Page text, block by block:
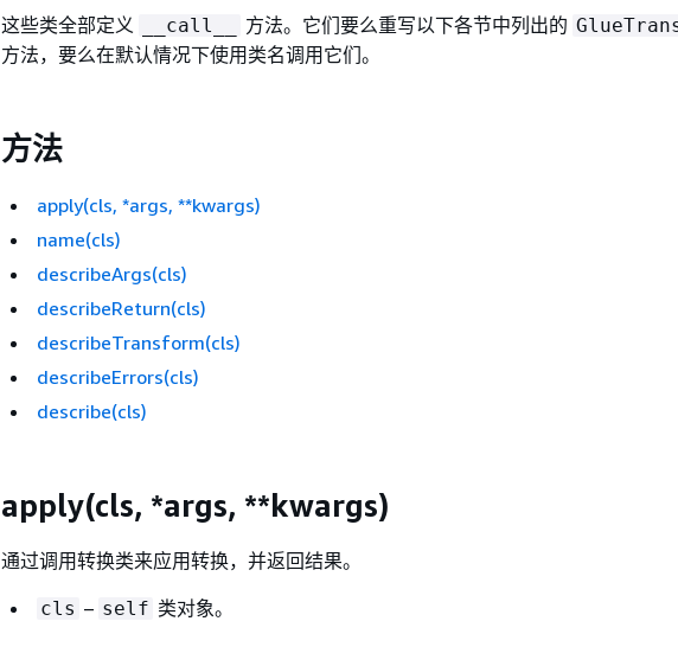
这些类全部定义 __call__ 方法。它们要么重写以下各节中列出的
方法，要么在默认情况下使用类名调用它们。
方法
apply(cls, *args, **kwargs)
name(cls)
describeArgs(cls)
describeReturn(cls)
describeTransform(cls)
describeErrors(cls)
describe(cls)
apply(cls, *args, **kwargs)
通过调用转换类来应用转换，并返回结果。
cls – self 类对象。